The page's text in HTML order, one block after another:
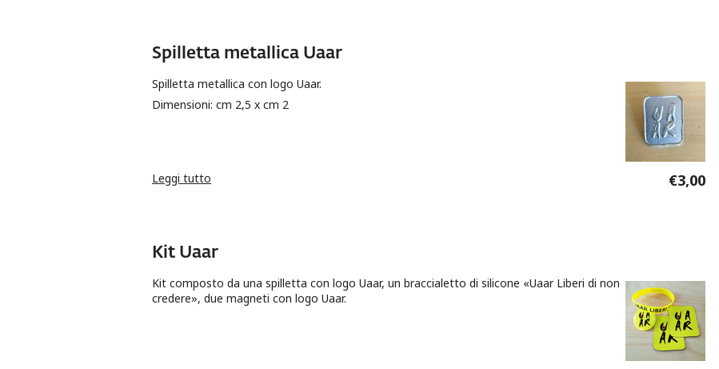
Spilletta metallica Uaar
€3,00
Spilletta metallica con logo Uaar.
Dimensioni: cm 2,5 x cm 2
Leggi tutto
Kit Uaar
Kit composto da una spilletta con logo Uaar, un braccialetto di silicone «Uaar Liberi di non
credere», due magneti con logo Uaar.